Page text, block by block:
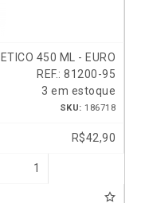
450 ML - EURO
REF.: 81200-95
3 em estoque
SKU: 186718
R$42,90
1